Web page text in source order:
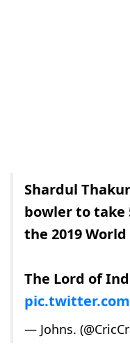
Shardul
bowler to take
the 2019 World
The Lord of
— Johns.